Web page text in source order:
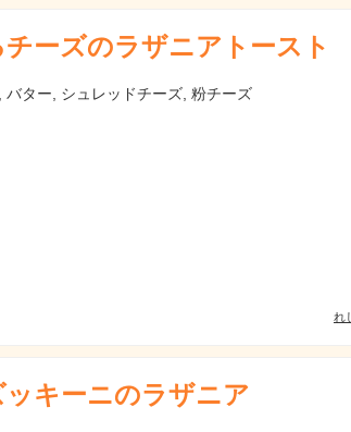
チーズのラザニアトースト
バター, シュレッドチーズ, 粉チーズ
れ
キーニのラザニア